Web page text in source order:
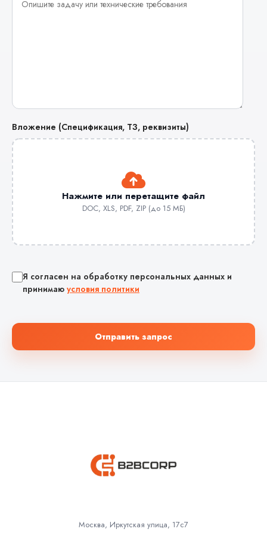
Вложение (Спецификация, ТЗ, реквизиты)
Нажмите или перетащите файл
DOC, XLS, PDF, ZIP (до 15 МБ)
Я согласен на обработку персональных данных и
принимаю условия политики
Отправить запрос
Москва, Иркутская улица, 17с7